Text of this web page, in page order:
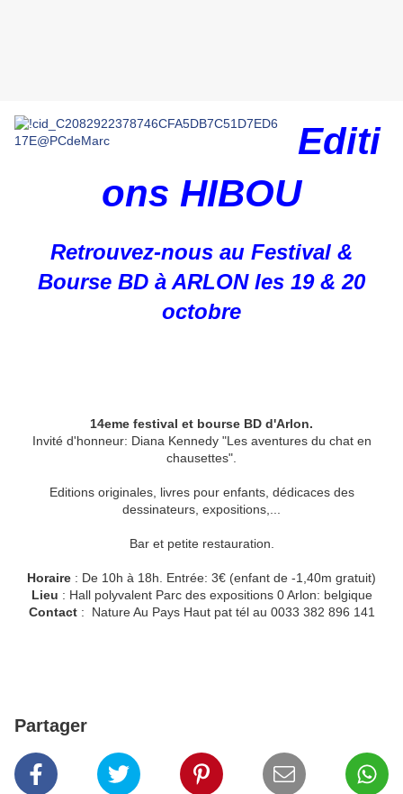
Editi
ons HIBOU
Retrouvez-nous au Festival &
Bourse BD à ARLON les 19 & 20
octobre
14eme festival et bourse BD d'Arlon.
Invité d'honneur: Diana Kennedy "Les aventures du chat en
chausettes".
Editions originales, livres pour enfants, dédicaces des
dessinateurs, expositions,...
Bar et petite restauration.
Horaire : De 10h à 18h. Entrée: 3€ (enfant de -1,40m gratuit)
Lieu : Hall polyvalent Parc des expositions 0 Arlon: belgique
Contact: Nature Au Pays Haut pat tél au 0033 382 896 141
Partager